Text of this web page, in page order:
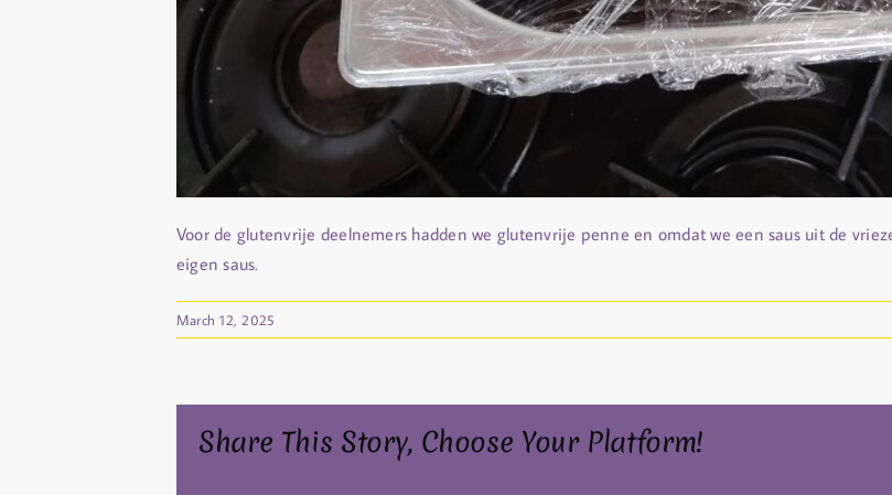
Voor de glutenvrije deelnemers hadden we glutenvrije penne en omdat we een saus uit de
eigen saus.
March 12, 2025
Share This Story, Choose Your Platform!